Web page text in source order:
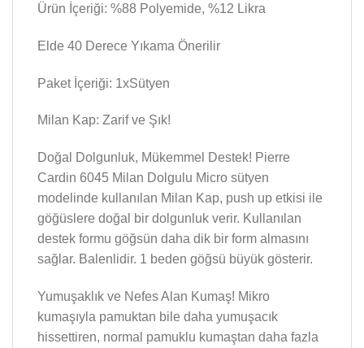
Ürün İçeriği: %88 Polyemide, %12 Likra
Elde 40 Derece Yıkama Önerilir
Paket İçeriği: 1xSütyen
Milan Kap: Zarif ve Şık!
Doğal Dolgunluk, Mükemmel Destek! Pierre
Cardin 6045 Milan Dolgulu Micro sütyen
modelinde kullanılan Milan Kap, push up etkisi ile
göğüslere doğal bir dolgunluk verir. Kullanılan
destek formu göğsün daha dik bir form almasını
sağlar. Balenlidir. 1 beden göğsü büyük gösterir.
Yumuşaklık ve Nefes Alan Kumaş! Mikro
kumaşıyla pamuktan bile daha yumuşacık
hissettiren, normal pamuklu kumaştan daha fazla